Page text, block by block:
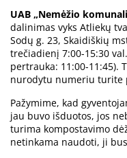
UAB „Nemėžio
dalinimas vyks Atliekų
Sodų g. 23, Skaidiškių
trečiadienį 7:00-15:30
pertrauka: 11:00-11:45).
nurodytu numeriu turite
Pažymime, kad
jau buvo išduotos, jos
turima kompostavimo
netinkama naudoti, ji